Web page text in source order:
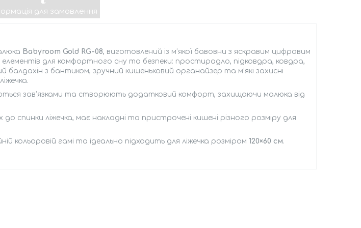
для замовлення
Babyroom Gold RG-08, виготовлений із м’якої бавовни з яскравим цифровим
для комфортного сну та безпеки: простирадло, підковдра, ковдра,
балдахін з бантиком, зручний кишеньковий органайзер та м’які захисні
зав’язками та створюють додатковий комфорт, захищаючи малюка від
до спинки ліжечка, має накладні та пристрочені кишені різного розміру для
кольоровій гамі та ідеально підходить для ліжечка розміром 120×60 см.